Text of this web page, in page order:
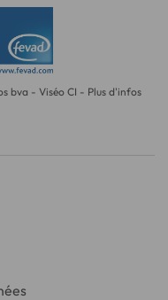
bva - Viséo CI - Plus d'infos